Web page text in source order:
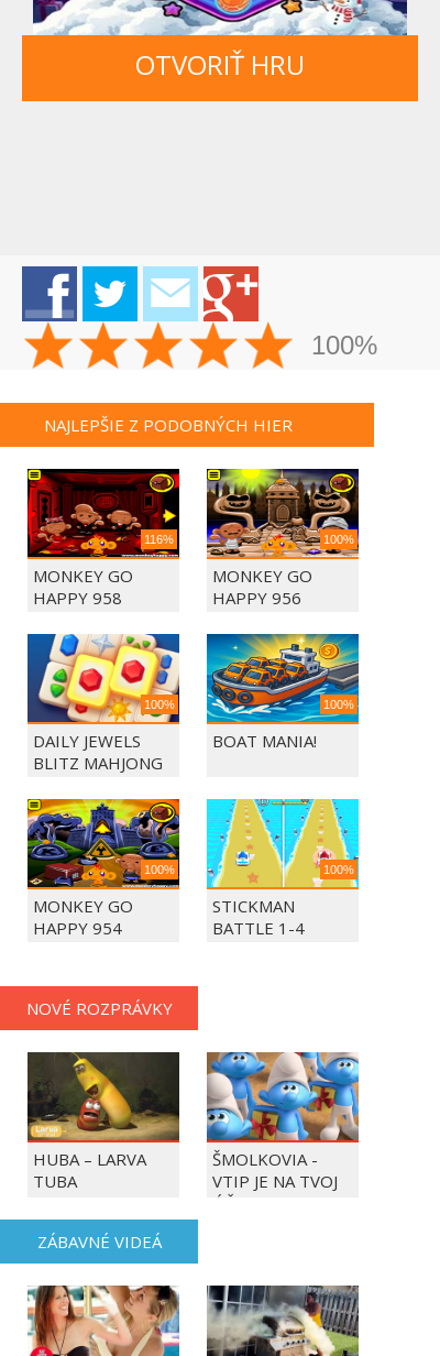
OTVORIŤ HRU
100%
NAJLEPŠIE Z PODOBNÝCH HIER
116%
MONKEY GO
HAPPY 958
100%
MONKEY GO
HAPPY 956
100%
DAILY JEWELS
BLITZ MAHJONG
100%
BOAT MANIA!
100%
MONKEY GO
HAPPY 954
100%
STICKMAN
BATTLE 1-4
NOVÉ ROZPRÁVKY
HUBA – LARVA
TUBA
ŠMOLKOVIA -
VTIP JE NA TVOJ
ÚČET
ZÁBAVNÉ VIDEÁ